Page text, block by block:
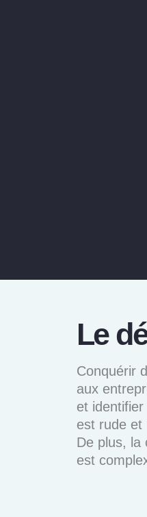
Le
Conquérir
aux
et
est rude et
De plus, la
est